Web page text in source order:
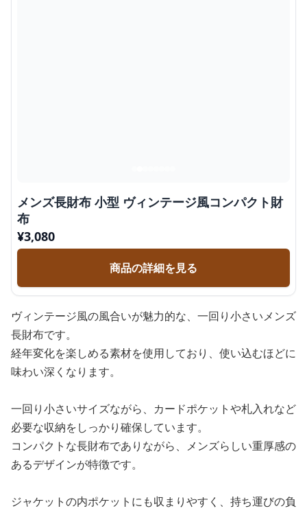
メンズ長財布 小型 ヴィンテージ風コンパクト財
布
¥3,080
商品の詳細を見る
ヴィンテージ風の風合いが魅力的な、一回り小さいメンズ
長財布です。
経年変化を楽しめる素材を使用しており、使い込むほどに
味わい深くなります。
一回り小さいサイズながら、カードポケットや札入れなど
必要な収納をしっかり確保しています。
コンパクトな長財布でありながら、メンズらしい重厚感の
あるデザインが特徴です。
ジャケットの内ポケットにも収まりやすく、持ち運びの負